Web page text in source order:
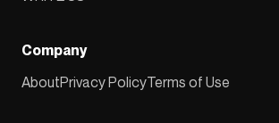
Company
AboutPrivacy PolicyTerms of Use